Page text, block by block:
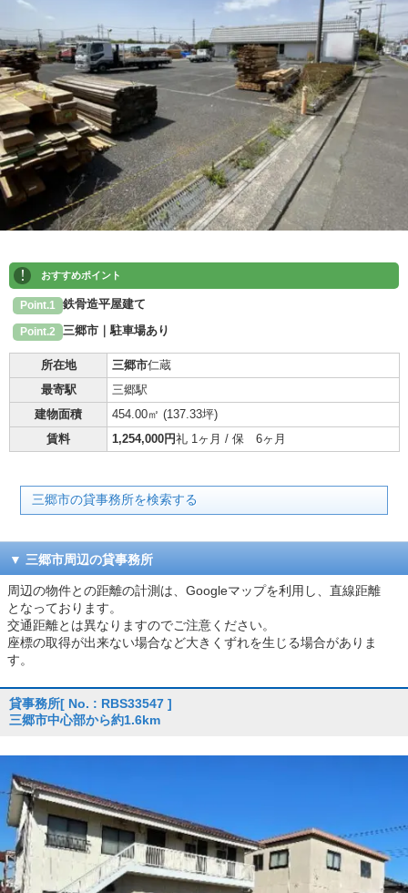
! おすすめポイント
Point.1 鉄骨造平屋建て
Point.2 三郷市｜駐車場あり
所在地 三郷市仁蔵
最寄駅
三郷駅
建物面積
454.00㎡ (137.33坪)
賃料
1,254,000円礼 1ヶ月 / 保 6ヶ月
三郷市の貸事務所を検索する
三郷市周辺の貸事務所
周辺の物件との距離の計測は、Googleマップを利用し、直線距離
となっております。
交通距離とは異なりますのでご注意ください。
座標の取得が出来ない場合など大きくずれを生じる場合がありま
す。
貸事務所[ No. : RBS33547 ]
三郷市中心部から約1.6km